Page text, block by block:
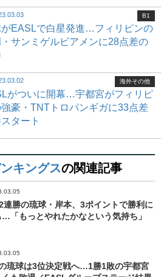
EASLで白星発進…フィリピンの
サンミゲルビアメンに28点差の
B1
がついに開幕…宇都宮がフィリピ
強豪・TNTトロパンギガに33点差
タート
海外その他
キングスの関連記事
連勝の琉球・岸本、3ポイントで勝利に
「もっとやれたかなという気持ち」
琉球は3位決定戦へ…1勝1敗の宇都宮